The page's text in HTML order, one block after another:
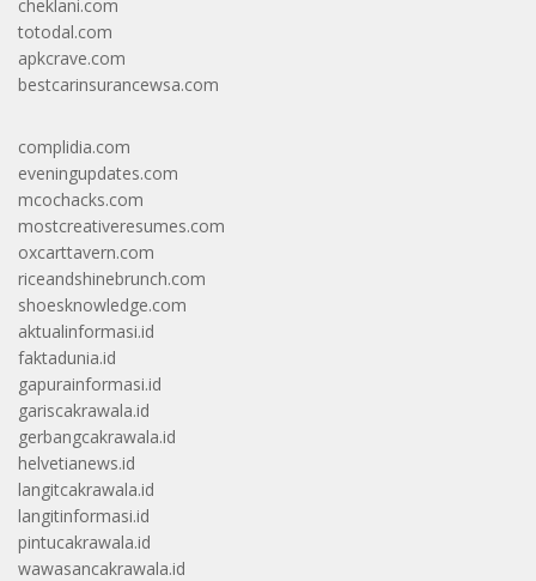
cheklani.com
totodal.com
apkcrave.com
bestcarinsurancewsa.com
complidia.com
eveningupdates.com
mcochacks.com
mostcreativeresumes.com
oxcarttavern.com
riceandshinebrunch.com
shoesknowledge.com
aktualinformasi.id
faktadunia.id
gapurainformasi.id
gariscakrawala.id
gerbangcakrawala.id
helvetianews.id
langitcakrawala.id
langitinformasi.id
pintucakrawala.id
wawasancakrawala.id